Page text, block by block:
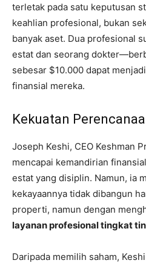
terletak pada satu keputusan
keahlian profesional, bukan
banyak aset. Dua profesional
estat dan seorang
sebesar $10.000 dapat
finansial mereka.
Kekuatan
Joseph Keshi, CEO Keshman
mencapai kemandirian
estat yang disiplin. Namun, ia
kekayaannya tidak dibangun
properti, namun dengan
layanan profesional tingkat
Daripada memilih saham,